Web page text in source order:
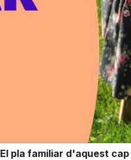
El pla familiar d'aquest